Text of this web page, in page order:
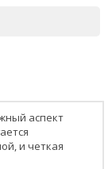
аспект
и четкая